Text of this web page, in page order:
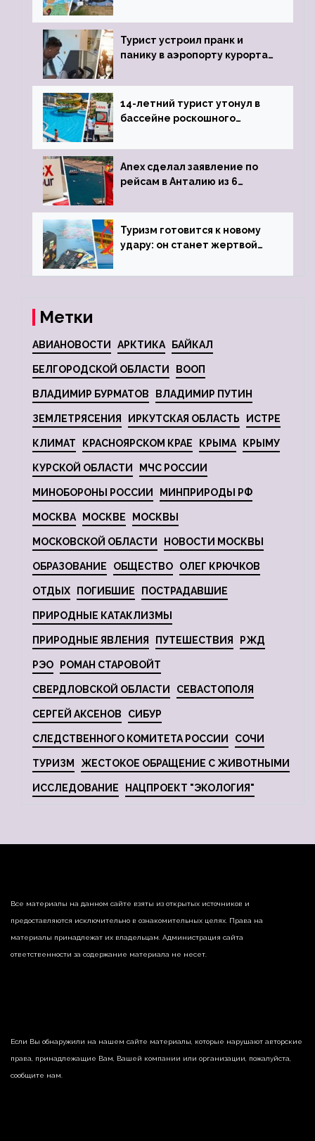
виз
Турист устроил пранк и
панику в аэропорту курорта,
задержке рейса
14-летний турист утонул в
бассейне роскошного
Anex сделал заявление по
рейсам в Анталию из 6
Туризм готовится к новому
удару: он станет жертвой
Метки
АВИАНОВОСТИ АРКТИКА БАЙКАЛ
БЕЛГОРОДСКОЙ ОБЛАСТИ ВООП
ВЛАДИМИР БУРМАТОВ ВЛАДИМИР ПУТИН
ЗЕМЛЕТРЯСЕНИЯ ИРКУТСКАЯ ОБЛАСТЬ ИСТРЕ
КЛИМАТ КРАСНОЯРСКОМ КРАЕ КРЫМА КРЫМУ
КУРСКОЙ ОБЛАСТИ МЧС РОССИИ
МИНОБОРОНЫ РОССИИ МИНПРИРОДЫ РФ
МОСКВА МОСКВЕ МОСКВЫ
МОСКОВСКОЙ ОБЛАСТИ НОВОСТИ МОСКВЫ
ОБРАЗОВАНИЕ ОБЩЕСТВО ОЛЕГ КРЮЧКОВ
ОТДЫХ ПОГИБШИЕ ПОСТРАДАВШИЕ
ПРИРОДНЫЕ КАТАКЛИЗМЫ
ПРИРОДНЫЕ ЯВЛЕНИЯ ПУТЕШЕСТВИЯ РЖД
РЭО РОМАН СТАРОВОЙТ
СВЕРДЛОВСКОЙ ОБЛАСТИ СЕВАСТОПОЛЯ
СЕРГЕЙ АКСЕНОВ СИБУР
СЛЕДСТВЕННОГО КОМИТЕТА РОССИИ СОЧИ
ТУРИЗМ ЖЕСТОКОЕ ОБРАЩЕНИЕ С ЖИВОТНЫМИ
ИССЛЕДОВАНИЕ НАЦПРОЕКТ "ЭКОЛОГИЯ"
Все материалы на данном сайте взяты из открытых источников и
предоставляются исключительно в ознакомительных целях. Права на
материалы принадлежат их владельцам. Администрация сайта
ответственности за содержание материала не несет.
Если Вы обнаружили на нашем сайте материалы, которые нарушают авторские
права, принадлежащие Вам, Вашей компании или организации, пожалуйста,
сообщите нам.